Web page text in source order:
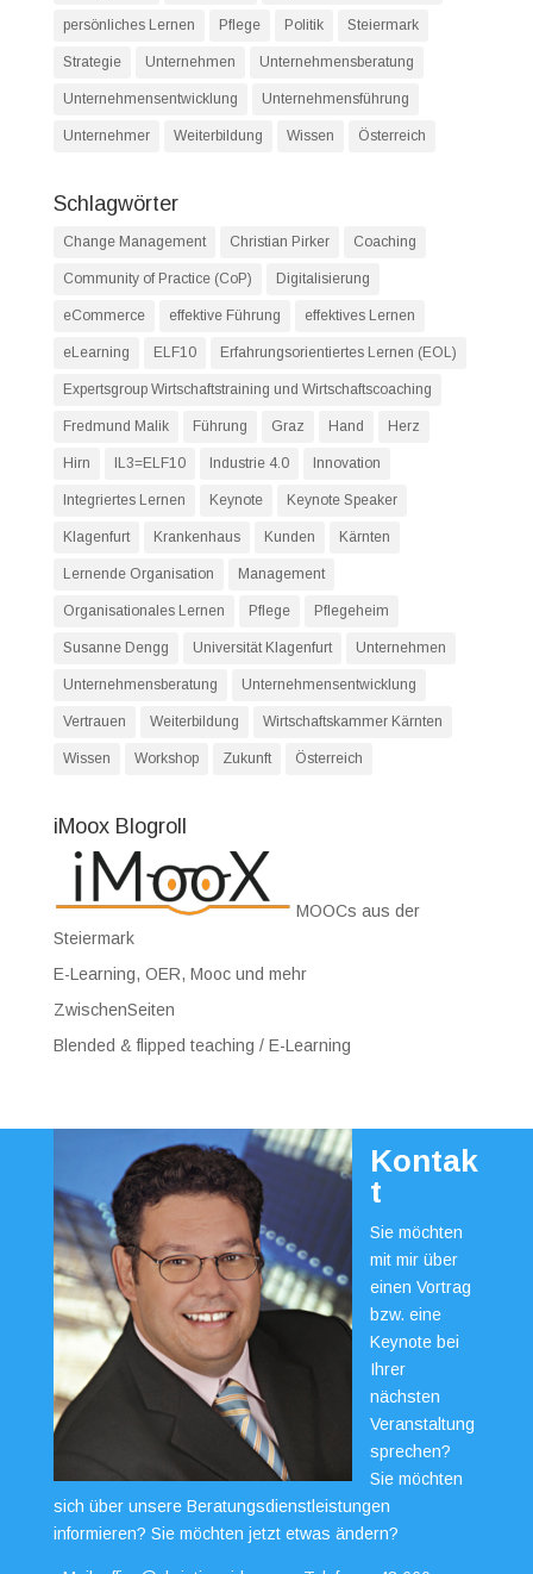
persönliches Lernen Pflege Politik Steiermark
Strategie Unternehmen Unternehmensberatung
Unternehmensentwicklung Unternehmensführung
Unternehmer Weiterbildung Wissen Österreich
Schlagwörter
Change Management Christian Pirker Coaching
Community of Practice (CoP) Digitalisierung
eCommerce effektive Führung effektives Lernen
eLearning ELF10 Erfahrungsorientiertes Lernen (EOL)
Expertsgroup Wirtschaftstraining und Wirtschaftscoaching
Fredmund Malik Führung Graz Hand Herz
Hirn IL3=ELF10 Industrie 4.0 Innovation
Integriertes Lernen Keynote Keynote Speaker
Klagenfurt Krankenhaus Kunden Kärnten
Lernende Organisation Management
Organisationales Lernen Pflege Pflegeheim
Susanne Dengg Universität Klagenfurt Unternehmen
Unternehmensberatung Unternehmensentwicklung
Vertrauen Weiterbildung Wirtschaftskammer Kärnten
Wissen Workshop Zukunft Österreich
iMoox Blogroll
MOOCs aus der
Steiermark
E-Learning, OER, Mooc und mehr
ZwischenSeiten
Blended & flipped teaching / E-Learning
Kontak
t
Sie möchten
mit mir über
einen Vortrag
bzw. eine
Keynote bei
Ihrer
nächsten
Veranstaltung
sprechen?
Sie möchten
sich über unsere Beratungsdienstleistungen
informieren? Sie möchten jetzt etwas ändern?